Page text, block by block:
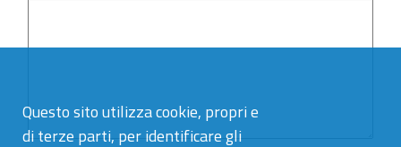
Questo sito utilizza cookie, propri e
di terze parti, per identificare gli